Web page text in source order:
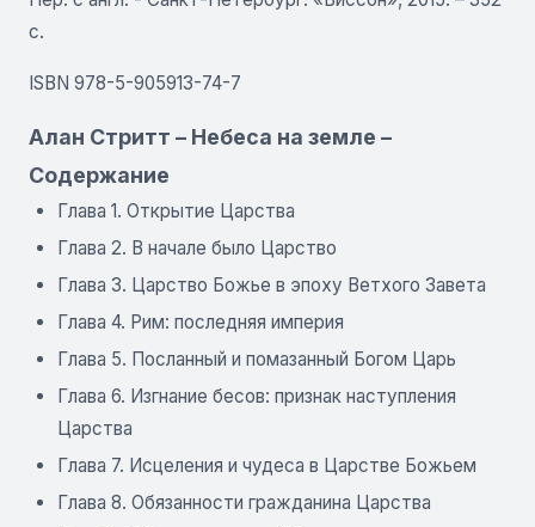
с.
ISBN 978-5-905913-74-7
Алан Стритт – Небеса на земле –
Содержание
Глава 1. Открытие Царства
Глава 2. В начале было Царство
Глава 3. Царство Божье в эпоху Ветхого Завета
Глава 4. Рим: последняя империя
Глава 5. Посланный и помазанный Богом Царь
Глава 6. Изгнание бесов: признак наступления
Царства
Глава 7. Исцеления и чудеса в Царстве Божьем
Глава 8. Обязанности гражданина Царства